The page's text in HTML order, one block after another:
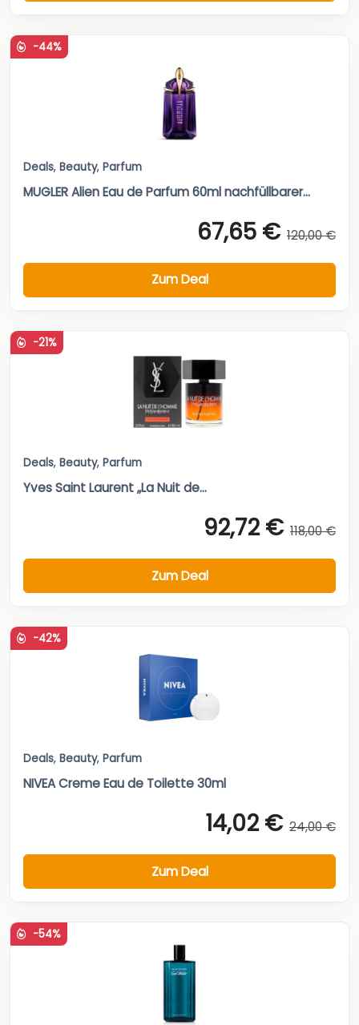
-44%
Deals, Beauty, Parfum
MUGLER Alien Eau de Parfum 60ml nachfüllbarer...
67,65 € 120,00 €
Zum Deal
-21%
Deals, Beauty, Parfum
Yves Saint Laurent „La Nuit de...
92,72 € 118,00 €
Zum Deal
-42%
Deals, Beauty, Parfum
NIVEA Creme Eau de Toilette 30ml
14,02 € 24,00 €
Zum Deal
-54%